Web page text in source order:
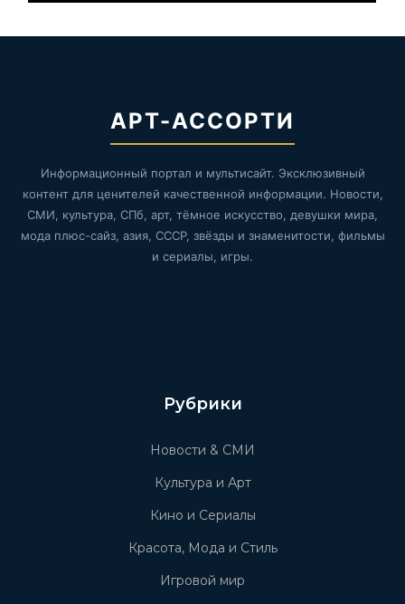
АРТ-АССОРТИ
Информационный портал и мультисайт. Эксклюзивный
контент для ценителей качественной информации. Новости,
СМИ, культура, СПб, арт, тёмное искусство, девушки мира,
мода плюс-сайз, азия, СССР, звёзды и знаменитости, фильмы
и сериалы, игры.
Рубрики
Новости & СМИ
Культура и Арт
Кино и Сериалы
Красота, Мода и Стиль
Игровой мир